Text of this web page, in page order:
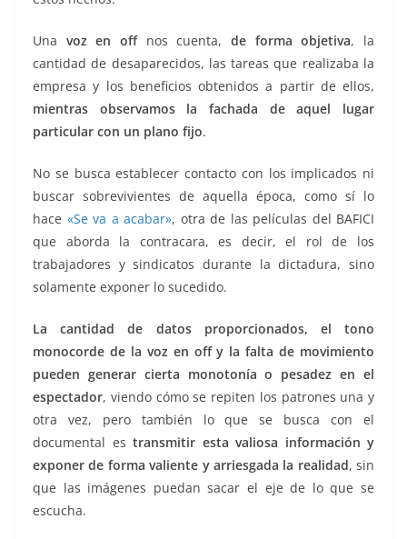
Una voz en offnos cuenta,de forma objetiva, la
cantidad de desaparecidos, las tareas que realizaba la
empresa y los beneficios obtenidos a partir de ellos,
mientras observamos la fachada de aquel lugar
particular con un plano fijo.
No se busca establecer contacto con los implicados ni
buscar sobrevivientes de aquella época, como sí lo
hace «Se va a acabar», otra de las películas del BAFICI
que aborda la contracara, es decir, el rol de los
trabajadores y sindicatos durante la dictadura, sino
solamente exponer lo sucedido.
La cantidad de datos proporcionados, el tono
monocorde de la voz en off y la falta de movimiento
pueden generar cierta monotonía o pesadez en el
espectador, viendo cómo se repiten los patrones una y
otra vez, pero también lo que se busca con el
documental es transmitir esta valiosa información y
exponer de forma valiente y arriesgada la realidad, sin
que las imágenes puedan sacar el eje de lo que se
escucha.